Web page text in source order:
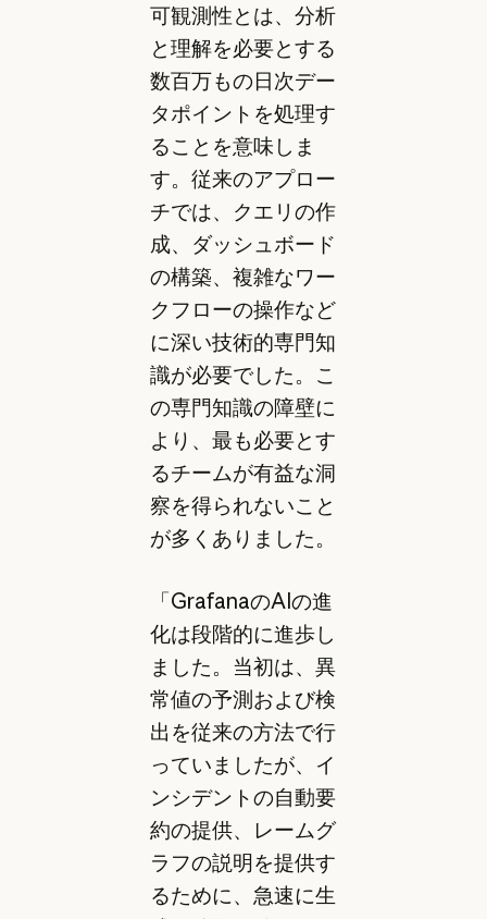
可観測性とは、分析
と理解を必要とする
数百万もの日次デー
タポイントを処理す
ることを意味しま
す。従来のアプロー
チでは、クエリの作
成、ダッシュボード
の構築、複雑なワー
クフローの操作など
に深い技術的専門知
識が必要でした。こ
の専門知識の障壁に
より、最も必要とす
るチームが有益な洞
察を得られないこと
が多くありました。
「GrafanaのAIの進
化は段階的に進歩し
ました。当初は、異
常値の予測および検
出を従来の方法で行
っていましたが、イ
ンシデントの自動要
約の提供、レームグ
ラフの説明を提供す
るために、急速に生